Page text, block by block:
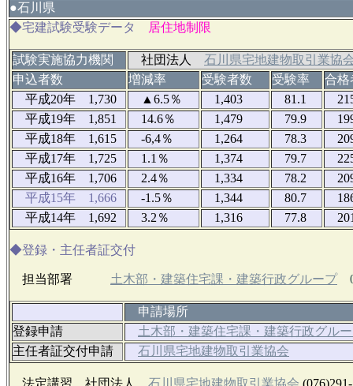
●石川県
◆宅建試験受験データ
居住地制限
試験実施協力機関 社団法人 石川県宅地建物取引業協
申込者数
増減率 受験者数 受験率
合格
平成20年 1,730
▲6.5％ 1,403 81.1
平成19年 1,851
14.6％ 1,479 79.9
平成18年 1,615
-6,4％ 1,264 78.3
平成17年 1,725
1.1％ 1,374 79.7
平成16年 1,706
2.4％ 1,334 78.2
平成15年 1,666
-1.5％ 1,344 80.7
平成14年 1,692
3.2％ 1,316 77.8
◆登録・主任者証交付
担当部署 土木部・建築住宅課・建築行政グループ
申請場所
登録申請
土木部・建築住宅課・建築行政グル
主任者証交付申請
石川県宅地建物取引業協会
法定講習 社団法人 石川県宅地建物取引業協会